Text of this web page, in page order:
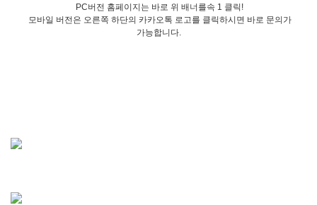
PC버전 홈페이지는 바로 위 배너를속 1 클릭!
모바일 버전은 오른쪽 하단의 카카오톡 로고를 클릭하시면 바로 문의가
가능합니다.